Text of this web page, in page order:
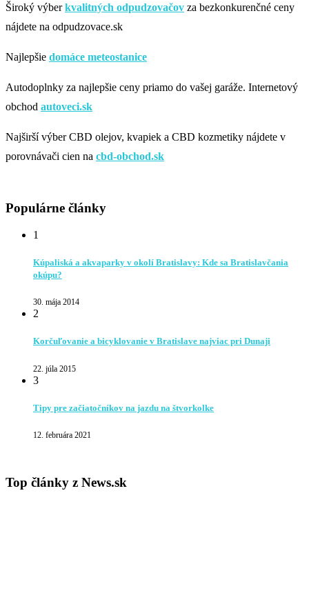
Široký výberkvalitných odpudzovačov za bezkonkurenčné ceny
nájdete na odpudzovace.sk
Najlepšie domáce meteostanice
Autodoplnky za najlepšie ceny priamo do vašej garáže. Internetový
obchod autoveci.sk
Najširší výber CBD olejov, kvapiek a CBD kozmetiky nájdete v
porovnávači cien na cbd-obchod.sk
Populárne články
1
Kúpaliská a akvaparky v okolí Bratislavy: Kde sa Bratislavčania
okúpu?
30. mája 2014
2
Korčuľovanie a bicyklovanie v Bratislave najviac pri Dunaji
22. júla 2015
3
Tipy pre začiatočníkov na jazdu na štvorkolke
12. februára 2021
Top články z News.sk